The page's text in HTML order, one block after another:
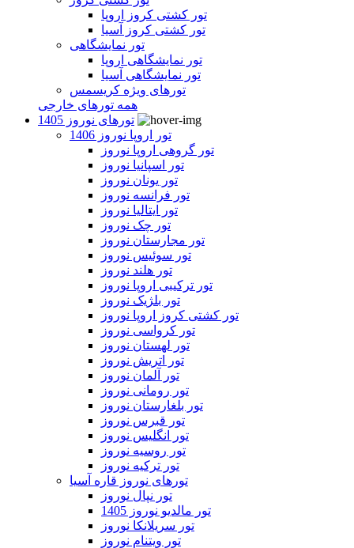
تور کشتی کروز اروپا
تور کشتی کروز آسیا
تور نمایشگاهی
تور نمایشگاهی اروپا
تور نمایشگاهی آسیا
تورهای ویژه کریسمس
همه تورهای خارجی
تورهای نوروز 1405
تور اروپا نوروز 1406
تور گروهی اروپا نوروز
تور اسپانیا نوروز
تور یونان نوروز
تور فرانسه نوروز
تور ایتالیا نوروز
تور چک نوروز
تور مجارستان نوروز
تور سوئیس نوروز
تور هلند نوروز
تور ترکیبی اروپا نوروز
تور بلژیک نوروز
تور کشتی کروز اروپا نوروز
تور کرواسی نوروز
تور لهستان نوروز
تور اتریش نوروز
تور آلمان نوروز
تور رومانی نوروز
تور بلغارستان نوروز
تور قبرس نوروز
تور انگلیس نوروز
تور روسیه نوروز
تور ترکیه نوروز
تورهای نوروز قاره آسیا
تور نپال نوروز
تور مالدیو نوروز 1405
تور سریلانکا نوروز
تور ویتنام نوروز